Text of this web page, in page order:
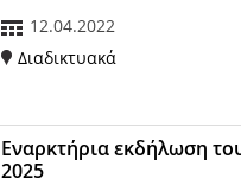
12.04.2022
Διαδικτυακά
Εναρκτήρια εκδήλωση
2025